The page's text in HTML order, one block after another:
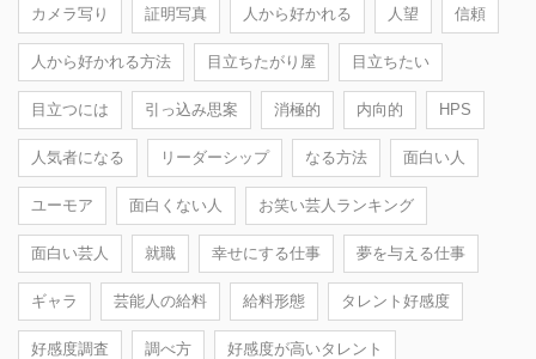
カメラ写り 証明写真 人から好かれる 人望 信頼
人から好かれる方法 目立ちたがり屋 目立ちたい
目立つには 引っ込み思案 消極的 内向的 HPS
人気者になる リーダーシップ なる方法 面白い人
ユーモア 面白くない人 お笑い芸人ランキング
面白い芸人 就職 幸せにする仕事 夢を与える仕事
ギャラ 芸能人の給料 給料形態 タレント好感度
好感度調査 調べ方 好感度が高いタレント